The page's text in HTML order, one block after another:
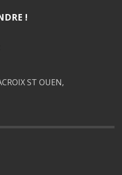
!
ST OUEN,